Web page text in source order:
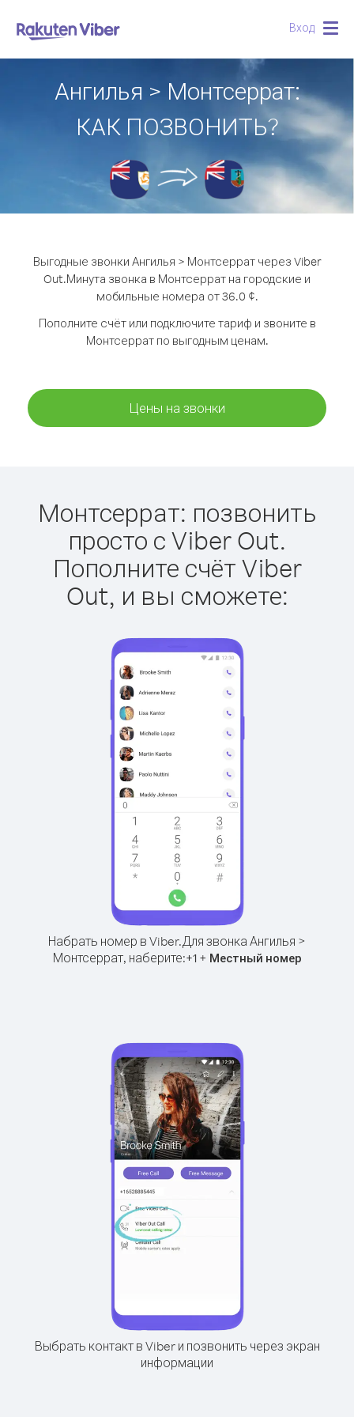
Вход
Ангилья > Монтсеррат:
КАК ПОЗВОНИТЬ?
Выгодные звонки Ангилья > Монтсеррат через Viber
Out.Минута звонка в Монтсеррат на городские и
мобильные номера от 36.0 ¢.
Пополните счёт или подключите тариф и звоните в
Монтсеррат по выгодным ценам.
Цены на звонки
Монтсеррат: позвонить
просто с Viber Out.
Пополните счёт Viber
Out, и вы сможете:
Набрать номер в Viber.Для звонка Ангилья >
Монтсеррат, наберите:+1+ Местный номер
Выбрать контакт в Viber и позвонить через экран
информации